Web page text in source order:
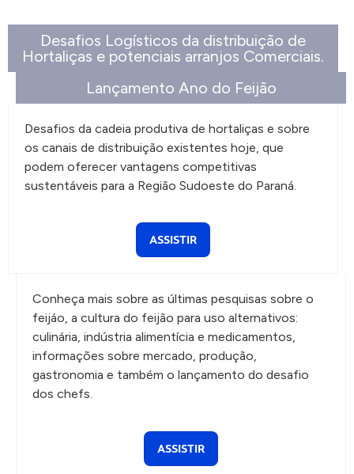
Desafios Logísticos da distribuição de
Hortaliças e potenciais arranjos Comerciais.
Lançamento Ano do Feijão
Desafios da cadeia produtiva de hortaliças e sobre
os canais de distribuição existentes hoje, que
podem oferecer vantagens competitivas
sustentáveis para a Região Sudoeste do Paraná.
ASSISTIR
Conheça mais sobre as últimas pesquisas sobre o
feijáo, a cultura do feijão para uso alternativos:
culinária, indústria alimentícia e medicamentos,
informações sobre mercado, produção,
gastronomia e também o lançamento do desafio
dos chefs.
ASSISTIR